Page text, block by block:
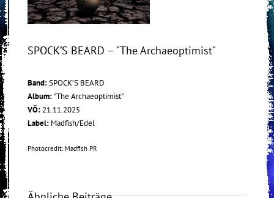
SPOCK’S BEARD – "The Archaeoptimist"
Band:SPOCK’S BEARD
Album: "The Archaeoptimist"
VÖ:21.11.2025
Label: Madfish/Edel
Photocredit: Madfish PR